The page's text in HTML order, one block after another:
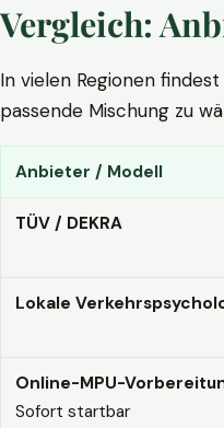
Vergleich:
In vielen Regionen
passende Mischung zu
Anbieter / Modell
TÜV / DEKRA
Lokale
Online-MPU-
Sofort startbar